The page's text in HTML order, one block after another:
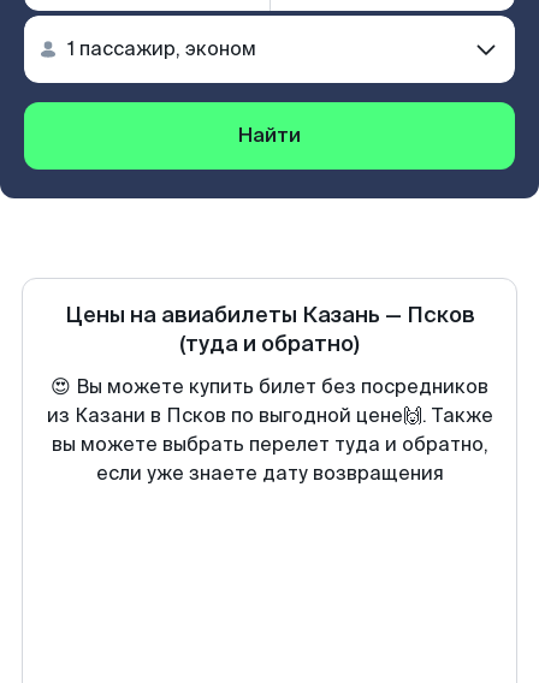
Найти
Цены на авиабилеты Казань — Псков
(туда и обратно)
😍 Вы можете купить билет без посредников
из Казани в Псков по выгодной цене🙌. Также
вы можете выбрать перелет туда и обратно,
если уже знаете дату возвращения